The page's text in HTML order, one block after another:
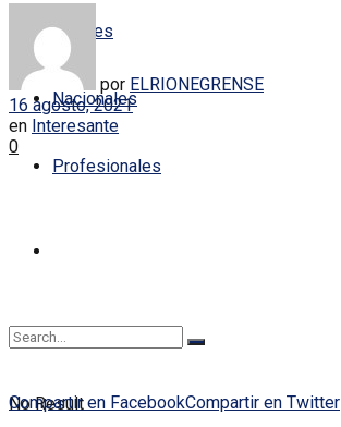
Locales
Nacionales
Profesionales
No Result
por ELRIONEGRENSE
16 agosto, 2021
en Interesante
0
Compartir en FacebookCompartir en Twitter